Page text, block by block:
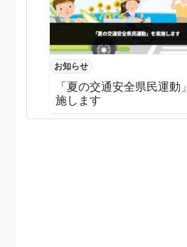
お知らせ
「夏の交通安全県民運動
施します